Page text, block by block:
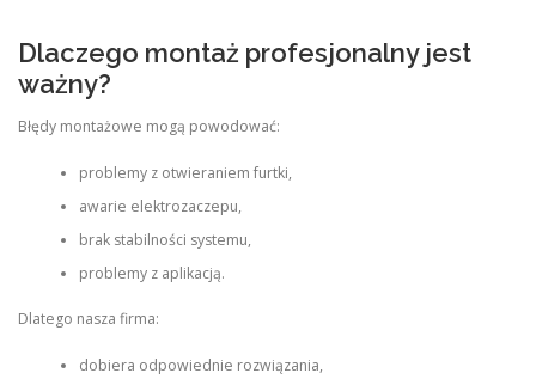
Dlaczego montaż profesjonalny jest
ważny?
Błędy montażowe mogą powodować:
problemy z otwieraniem furtki,
awarie elektrozaczepu,
brak stabilności systemu,
problemy z aplikacją.
Dlatego nasza firma:
dobiera odpowiednie rozwiązania,